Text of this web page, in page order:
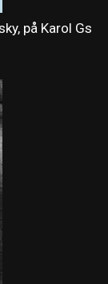
på Karol Gs